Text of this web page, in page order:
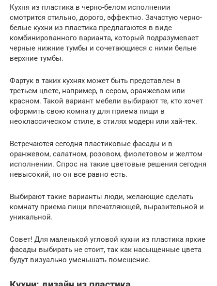
Кухня из пластика в черно-белом исполнении
смотрится стильно, дорого, эффектно. Зачастую черно-
белые кухни из пластика предлагаются в виде
комбинированного варианта, который подразумевает
черные нижние тумбы и сочетающиеся с ними белые
верхние тумбы.
Фартук в таких кухнях может быть представлен в
третьем цвете, например, в сером, оранжевом или
красном. Такой вариант мебели выбирают те, кто хочет
оформить свою комнату для приема пищи в
неоклассическом стиле, в стилях модерн или хай-тек.
Встречаются сегодня пластиковые фасады и в
оранжевом, салатном, розовом, фиолетовом и желтом
исполнении. Спрос на такие цветовые решения сегодня
невысокий, но он все равно есть.
Выбирают такие варианты люди, желающие сделать
комнату приема пищи впечатляющей, выразительной и
уникальной.
Совет! Для маленькой угловой кухни из пластика яркие
фасады выбирать не стоит, так как насыщенные цвета
будут визуально уменьшать помещение.